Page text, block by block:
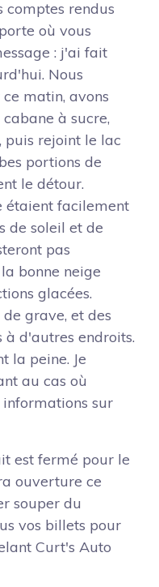
comptes rendus
où vous
: j'ai fait
Nous
matin, avons
à sucre,
puis rejoint le lac
portions de
le détour.
étaient facilement
de soleil et de
pas
bonne neige
glacées.
grave, et des
à d'autres endroits.
la peine. Je
au cas où
sur
fermé pour le
ouverture ce
souper du
vos billets pour
Curt's Auto